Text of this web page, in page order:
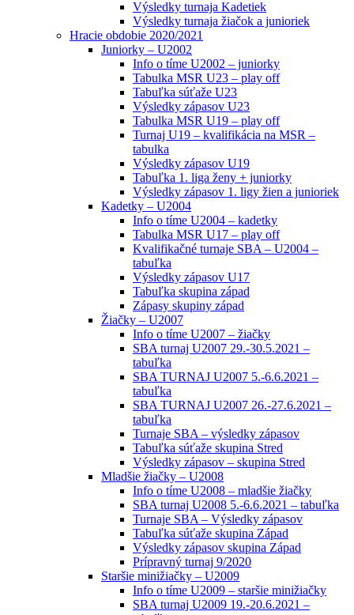
Výsledky turnaja Kadetiek
Výsledky turnaja žiačok a junioriek
Hracie obdobie 2020/2021
Juniorky – U2002
Info o tíme U2002 – juniorky
Tabulka MSR U23 – play off
Tabuľka súťaže U23
Výsledky zápasov U23
Tabulka MSR U19 – play off
Turnaj U19 – kvalifikácia na MSR –
tabulka
Výsledky zápasov U19
Tabuľka 1. liga ženy + juniorky
Výsledky zápasov 1. ligy žien a junioriek
Kadetky – U2004
Info o tíme U2004 – kadetky
Tabulka MSR U17 – play off
Kvalifikačné turnaje SBA – U2004 –
tabuľka
Výsledky zápasov U17
Tabuľka skupina západ
Zápasy skupiny západ
Žiačky – U2007
Info o tíme U2007 – žiačky
SBA turnaj U2007 29.-30.5.2021 –
tabuľka
SBA TURNAJ U2007 5.-6.6.2021 –
tabuľka
SBA TURNAJ U2007 26.-27.6.2021 –
tabuľka
Turnaje SBA – výsledky zápasov
Tabuľka súťaže skupina Stred
Výsledky zápasov – skupina Stred
Mladšie žiačky – U2008
Info o tíme U2008 – mladšie žiačky
SBA turnaj U2008 5.-6.6.2021 – tabuľka
Turnaje SBA – Výsledky zápasov
Tabuľka súťaže skupina Západ
Výsledky zápasov skupina Západ
Prípravný turnaj 9/2020
Staršie minižiačky – U2009
Info o tíme U2009 – staršie minižiačky
SBA turnaj U2009 19.-20.6.2021 –